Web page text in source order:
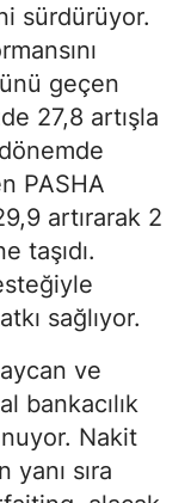
sürdürüyor.
geçen
27,8 artışla
PASHA
artırarak 2
taşıdı.
sağlıyor.
ve
bankacılık
Nakit
sıra